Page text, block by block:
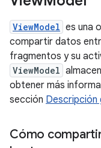
ViewModel es una
compartir datos
fragmentos y su
ViewModel
obtener más
sección Descripción
Cómo